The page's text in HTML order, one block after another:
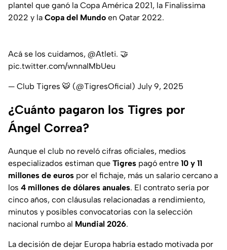
plantel que ganó la Copa América 2021, la Finalissima
2022 y la Copa del Mundo en Qatar 2022.
Acá se los cuidamos, @Atleti. 🤝
pic.twitter.com/wnnaIMbUeu
— Club Tigres 🐯 (@TigresOficial) July 9, 2025
¿Cuánto pagaron los Tigres por
Ángel Correa?
Aunque el club no reveló cifras oficiales, medios
especializados estiman que Tigres pagó entre 10 y 11
millones de euros por el fichaje, más un salario cercano a
los 4 millones de dólares anuales. El contrato sería por
cinco años, con cláusulas relacionadas a rendimiento,
minutos y posibles convocatorias con la selección
nacional rumbo al Mundial 2026.
La decisión de dejar Europa habría estado motivada por